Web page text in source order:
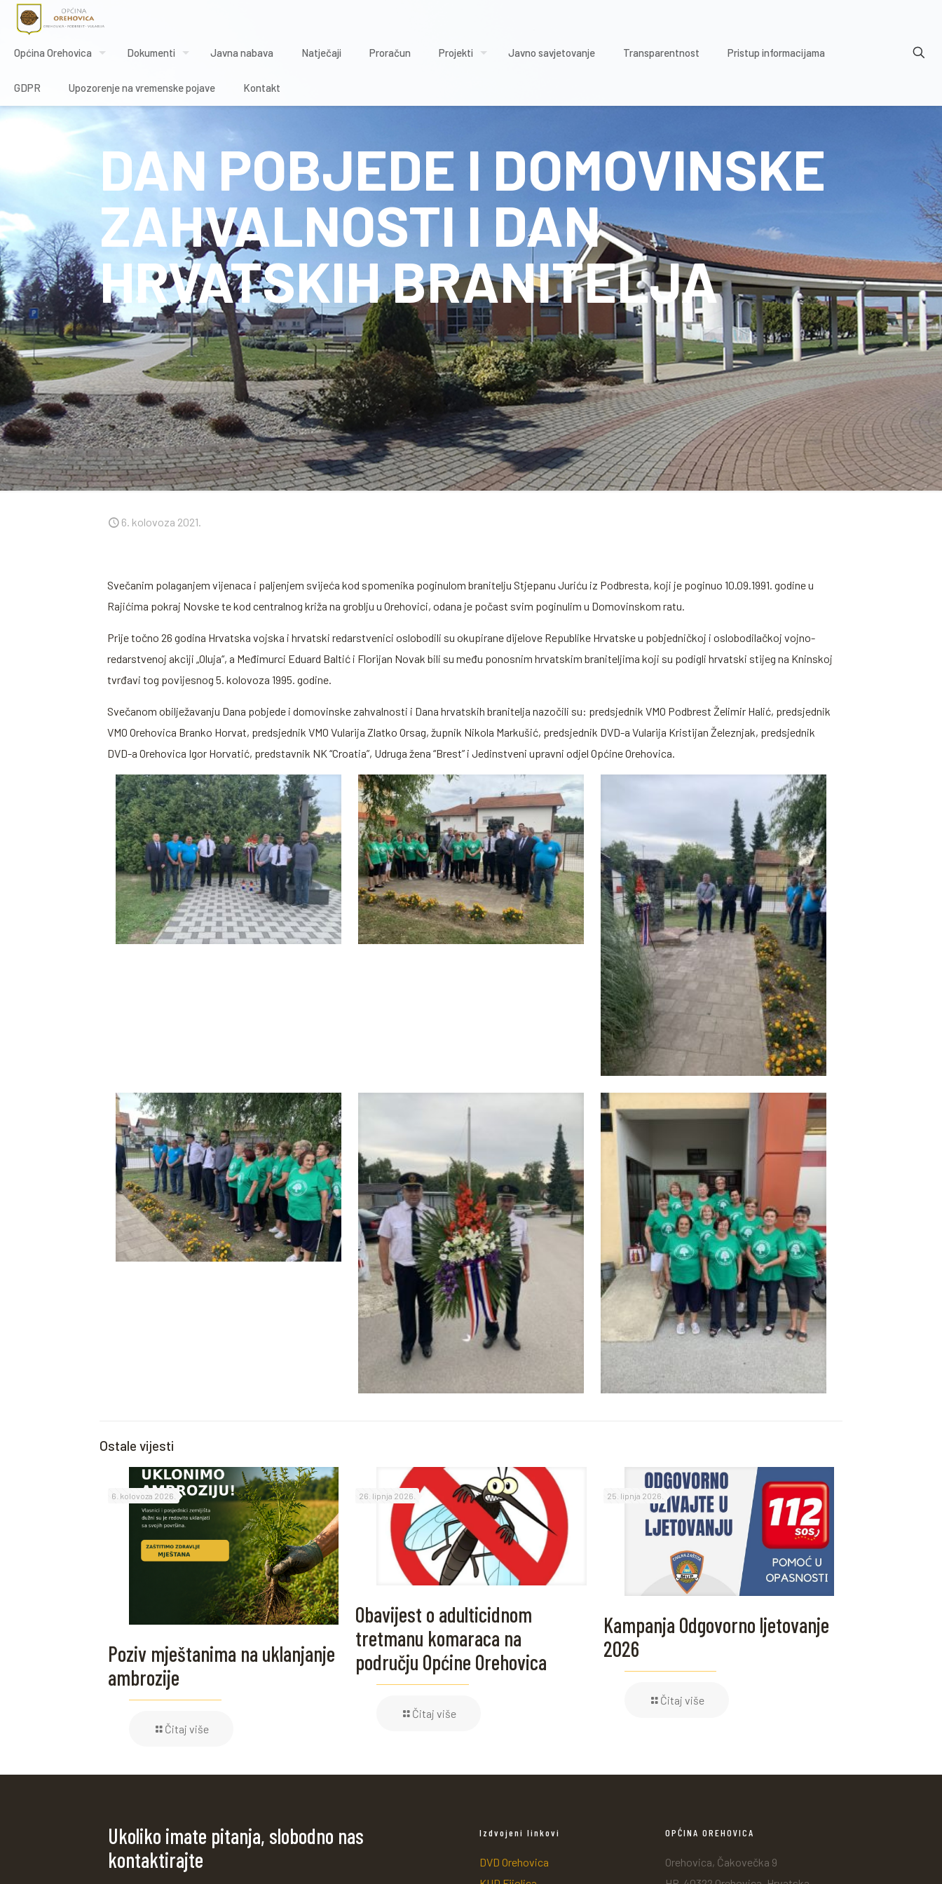
Općina Orehovica Dokumenti Javna nabava Natječaji Proračun Projekti Javno savjetovanje Transparentnost Pristup informacijama
GDPR Upozorenje na vremenske pojave Kontakt
DAN POBJEDE I DOMOVINSKE
ZAHVALNOSTI I DAN
HRVATSKIH BRANITELJA
6. kolovoza 2021.
Svečanim polaganjem vijenaca i paljenjem svijeća kod spomenika poginulom branitelju Stjepanu Juriću iz Podbresta, koji je poginuo 10.09.1991. godine u
Rajićima pokraj Novske te kod centralnog križa na groblju u Orehovici, odana je počast svim poginulim u Domovinskom ratu.
Prije točno 26 godina Hrvatska vojska i hrvatski redarstvenici oslobodili su okupirane dijelove Republike Hrvatske u pobjedničkoj i oslobodilačkoj vojno-
redarstvenoj akciji „Oluja“, a Međimurci Eduard Baltić i Florijan Novak bili su među ponosnim hrvatskim braniteljima koji su podigli hrvatski stijeg na Kninskoj
tvrđavi tog povijesnog 5. kolovoza 1995. godine.
Svečanom obilježavanju Dana pobjede i domovinske zahvalnosti i Dana hrvatskih branitelja nazočili su: predsjednik VMO Podbrest Želimir Halić, predsjednik
VMO Orehovica Branko Horvat, predsjednik VMO Vularija Zlatko Orsag, župnik Nikola Markušić, predsjednik DVD-a Vularija Kristijan Železnjak, predsjednik
DVD-a Orehovica Igor Horvatić, predstavnik NK “Croatia”, Udruga žena “Brest” i Jedinstveni upravni odjel Općine Orehovica.
Ostale vijesti
6. kolovoza 2026.
Poziv mještanima na uklanjanje
ambrozije
Čitaj više
26. lipnja 2026.
Obavijest o adulticidnom
tretmanu komaraca na
području Općine Orehovica
Čitaj više
25. lipnja 2026.
Kampanja Odgovorno ljetovanje
2026
Čitaj više
Ukoliko imate pitanja, slobodno nas
kontaktirajte
Izdvojeni linkovi
DVD Orehovica
OPĆINA OREHOVICA
Orehovica, Čakovečka 9